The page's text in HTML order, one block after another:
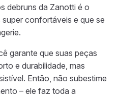
debruns da Zanotti é o
confortáveis e que se
garante que suas peças
e durabilidade, mas
Então, não subestime
– ele faz toda a